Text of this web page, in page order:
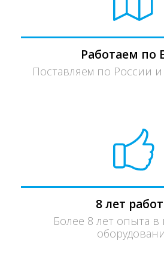
Работаем по
Поставляем по России
8 лет
Более 8 лет опыта в